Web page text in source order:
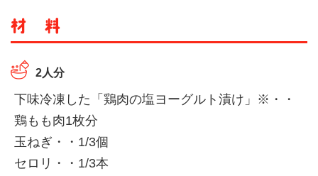
2人分
下味冷凍した「鶏肉の塩ヨーグルト漬け」※・・
鶏もも肉1枚分
玉ねぎ・・1/3個
セロリ・・1/3本